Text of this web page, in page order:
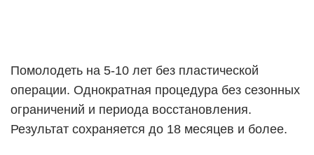
Помолодеть на 5-10 лет без пластической
операции. Однократная процедура без сезонных
ограничений и периода восстановления.
Результат сохраняется до 18 месяцев и более.